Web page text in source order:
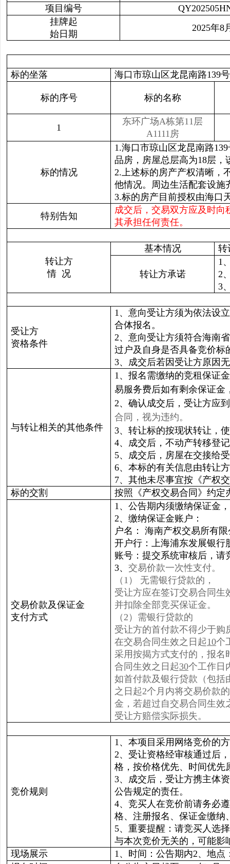
项目编号
挂牌起
始日期
2025年8
标的坐落 海口市琼山区龙昆南路139
标的序号 标的名称
1
东环广场A栋第11层
A1111房
标的情况
1.海口市琼山区龙昆南路
品房，房屋总层高为18层，
2.上述标的房产产权清晰，
他情况。周边生活配套设施
3.标的房产目前授权由海口
特别告知
成交后，交易双方应及时
其承担任何责任。
转让方
情 况
基本情况 转
转让方承诺
1
2
3
受让方
资格条件
1、意向受让方须为依法设
合体报名。
2、意向受让方须符合海南
过户及自身是否具备竞价标
3、成交后若因受让方原因
与转让相关的其他条件
1、报名需缴纳的竞租保证
易服务费后如有剩余保证金
2、确认成交后，受让方应
合同，视为违约。
3、转让标的按现状转让，
4、成交后，不动产转移登
5、成交后，房屋在交接给
6、本标的有关信息由转让
7、其他未尽事宜按《产权
标的交割
按照《产权交易合同》约定
交易价款及保证金
支付方式
1、公告期内须缴纳保证金
2、缴纳保证金账户：
户名： 海南产权交易所有
开户行：上海浦东发展银行
账号：提交系统审核后，请
3、 交易价款一次性支付。
（1） 无需银行贷款的，
受让方应在签订交易合同生
并扣除全部竞买保证金。
（2）需银行贷款的
受让方的首付款不得少于购
在交易合同生效之日起10个
采用按揭方式支付的，报名
合同生效之日起30个工作日
如首付款及银行贷款（包括
之日起2个月内将交易价款
金，若超过自交易合同生效
受让方赔偿实际损失。
竞价规则
1、本项目采用网络竞价的
2、受让资格经审核通过后
格，按价格优先、时间优先
3、成交后，受让方携主体
公告规定的责任。
4、竞买人在竞价前请务必
格、注册报名、保证金缴纳
5、重要提醒：请竞买人选
与本次竞价无关的，可能影
现场展示
1、时间：公告期内2、地点